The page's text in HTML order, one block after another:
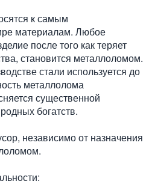
к самым
материалам. Любое
после того как теряет
становится металлоломом.
стали используется до
металлолома
существенной
богатств.
независимо от назначения